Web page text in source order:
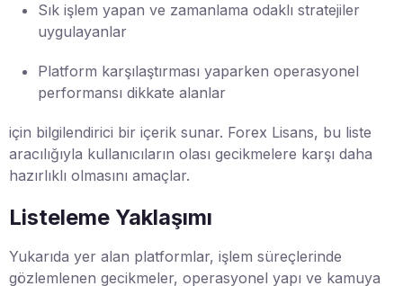
Sık işlem yapan ve zamanlama odaklı stratejiler
uygulayanlar
Platform karşılaştırması yaparken operasyonel
performansı dikkate alanlar
için bilgilendirici bir içerik sunar. Forex Lisans, bu liste
aracılığıyla kullanıcıların olası gecikmelere karşı daha
hazırlıklı olmasını amaçlar.
Listeleme Yaklaşımı
Yukarıda yer alan platformlar, işlem süreçlerinde
gözlemlenen gecikmeler, operasyonel yapı ve kamuya